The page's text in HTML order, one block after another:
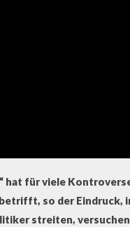
hat für viele
so der Eindruck,
streiten,